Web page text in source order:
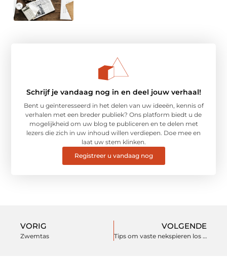
Schrijf je vandaag nog in en deel jouw verhaal!
Bent u geïnteresseerd in het delen van uw ideeën, kennis of
verhalen met een breder publiek? Ons platform biedt u de
mogelijkheid om uw blog te publiceren en te delen met
lezers die zich in uw inhoud willen verdiepen. Doe mee en
laat uw stem klinken.
Registreer u vandaag nog
VORIG
Zwemtas
VOLGENDE
Tips om vaste nekspieren los te krijgen